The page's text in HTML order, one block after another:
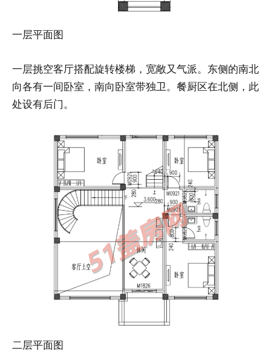
一层平面图
一层挑空客厅搭配旋转楼梯，宽敞又气派。东侧的南北
向各有一间卧室，南向卧室带独卫。餐厨区在北侧，此
处设有后门。
二层平面图